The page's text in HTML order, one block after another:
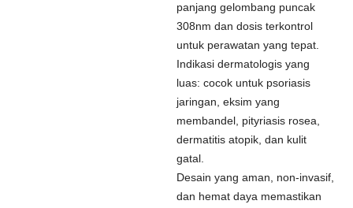
panjang gelombang puncak
308nm dan dosis terkontrol
untuk perawatan yang tepat.
Indikasi dermatologis yang
luas: cocok untuk psoriasis
jaringan, eksim yang
membandel, pityriasis rosea,
dermatitis atopik, dan kulit
gatal.
Desain yang aman, non-invasif,
dan hemat daya memastikan